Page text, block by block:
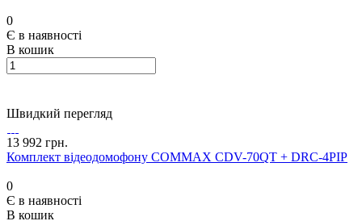
0
Є в наявності
В кошик
Швидкий перегляд
13 992 грн.
Комплект відеодомофону COMMAX CDV-70QT + DRC-4PIP
0
Є в наявності
В кошик